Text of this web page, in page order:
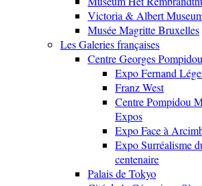
Victoria & Albert
Musée Magritte Bruxelles
Les Galeries françaises
Centre Georges Pompidou
Expo Fernand
Franz West
Centre Pompidou
Expos
Expo Face à
Expo Surréalisme
centenaire
Palais de Tokyo